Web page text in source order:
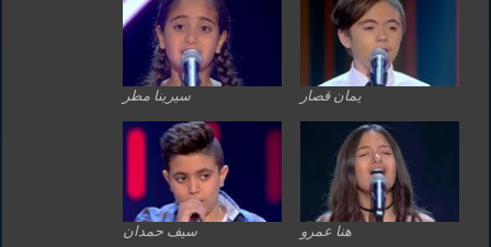
يمان قصار سيرينا مطر
هنا عمرو سيف حمدان